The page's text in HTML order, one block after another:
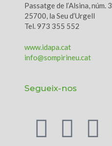
Passatge de l’Alsina, núm. 3
25700, la Seu d’Urgell
Tel. 973 355 552
www.idapa.cat
info@sompirineu.cat
Segueix-nos